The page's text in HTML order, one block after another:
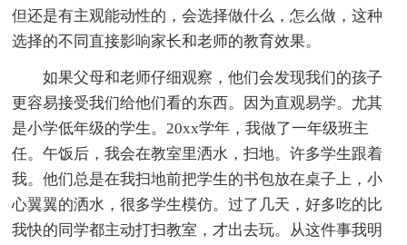
但还是有主观能动性的，会选择做什么，怎么做，这种
选择的不同直接影响家长和老师的教育效果。
如果父母和老师仔细观察，他们会发现我们的孩子
更容易接受我们给他们看的东西。因为直观易学。尤其
是小学低年级的学生。20xx学年，我做了一年级班主
任。午饭后，我会在教室里洒水，扫地。许多学生跟着
我。他们总是在我扫地前把学生的书包放在桌子上，小
心翼翼的洒水，很多学生模仿。过了几天，好多吃的比
我快的同学都主动打扫教室，才出去玩。从这件事我明